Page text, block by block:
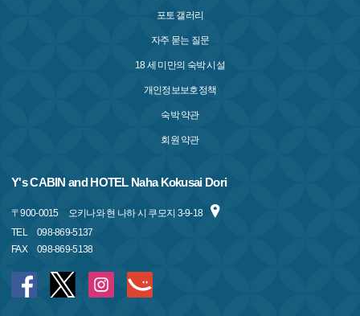
포토 갤러리
자주 묻는 질문
18 세 미만의 숙박 시설
개인정보보호정책
숙박 약관
회원 약관
Y's CABIN and HOTEL Naha Kokusai Dori
〒900-0015
오키나와 현 나하 시 쿠모지 3-9-18
TEL
098-869-5137
FAX
098-869-5138